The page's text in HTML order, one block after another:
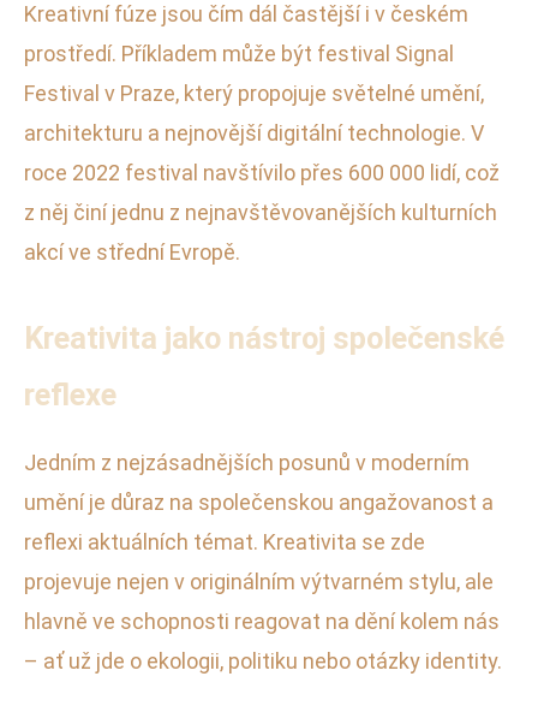
Kreativní fúze jsou čím dál častější i v českém
prostředí. Příkladem může být festival Signal
Festival v Praze, který propojuje světelné umění,
architekturu a nejnovější digitální technologie. V
roce 2022 festival navštívilo přes 600 000 lidí, což
z něj činí jednu z nejnavštěvovanějších kulturních
akcí ve střední Evropě.
Kreativita jako nástroj společenské
reflexe
Jedním z nejzásadnějších posunů v moderním
umění je důraz na společenskou angažovanost a
reflexi aktuálních témat. Kreativita se zde
projevuje nejen v originálním výtvarném stylu, ale
hlavně ve schopnosti reagovat na dění kolem nás
– ať už jde o ekologii, politiku nebo otázky identity.